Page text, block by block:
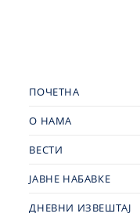
ПОЧЕТНА
О НАМА
ВЕСТИ
ЈАВНЕ НАБАВКЕ
ДНЕВНИ ИЗВЕШТАЈ